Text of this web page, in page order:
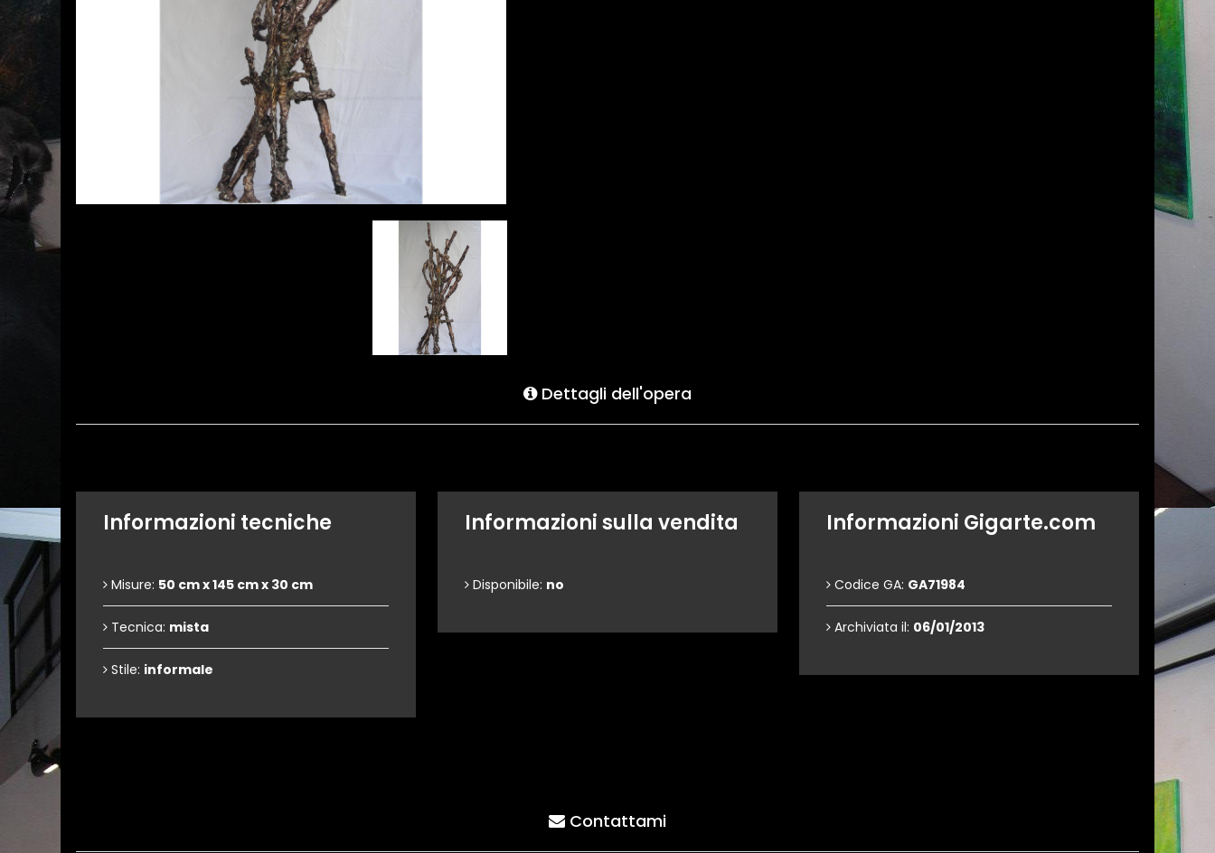
Dettagli dell'opera
Informazioni tecniche
Misure: 50 cm x 145 cm x 30 cm
Tecnica: mista
Stile: informale
Informazioni sulla vendita
Disponibile: no
Informazioni Gigarte.com
Codice GA: GA71984
Archiviata il: 06/01/2013
Contattami